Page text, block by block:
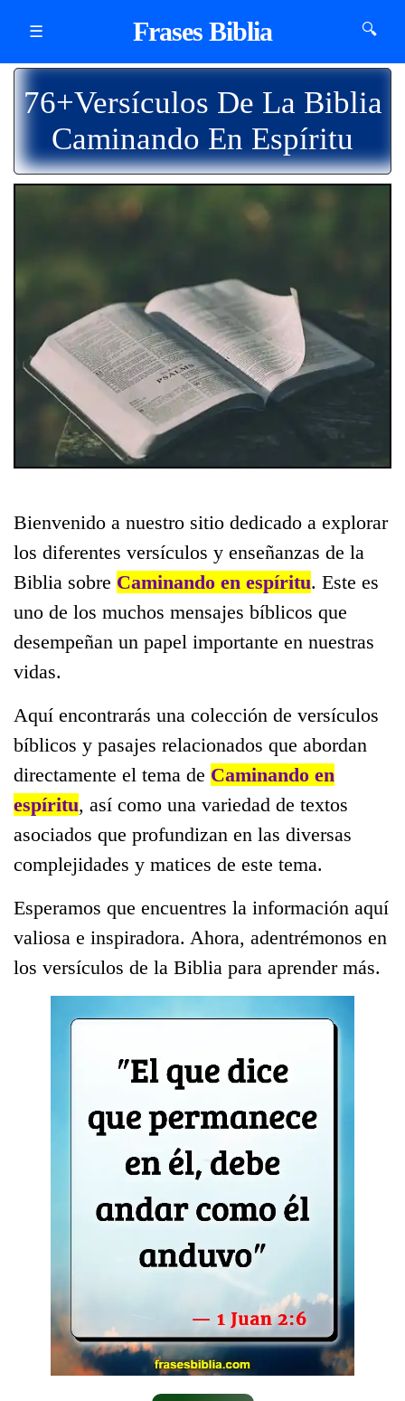
☰ Frases Biblia 🔍
76+Versículos De La Biblia
Caminando En Espíritu
Bienvenido a nuestro sitio dedicado a explorar
los diferentes versículos y enseñanzas de la
Biblia sobre Caminando en espíritu. Este es
uno de los muchos mensajes bíblicos que
desempeñan un papel importante en nuestras
vidas.
Aquí encontrarás una colección de versículos
bíblicos y pasajes relacionados que abordan
directamente el tema de Caminando en
espíritu, así como una variedad de textos
asociados que profundizan en las diversas
complejidades y matices de este tema.
Esperamos que encuentres la información aquí
valiosa e inspiradora. Ahora, adentrémonos en
los versículos de la Biblia para aprender más.